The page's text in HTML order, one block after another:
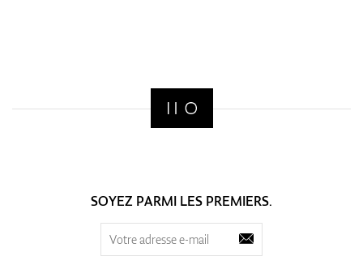
SOYEZ PARMI LES PREMIERS.